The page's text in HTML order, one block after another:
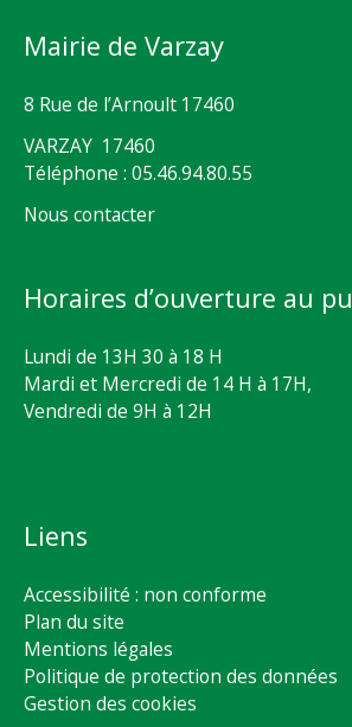
Mairie de Varzay
8 Rue de l’Arnoult 17460
VARZAY 17460
Téléphone : 05.46.94.80.55
Nous contacter
Horaires d’ouverture au
Lundi de 13H 30 à 18 H
Mardi et Mercredi de 14 H à 17H,
Vendredi de 9H à 12H
Liens
Accessibilité : non conforme
Plan du site
Mentions légales
Politique de protection des données
Gestion des cookies